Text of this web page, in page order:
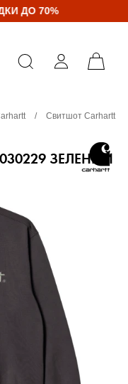
ДО 70%
/
Свитшот Carhartt
ЗЕЛЕНЫЙ